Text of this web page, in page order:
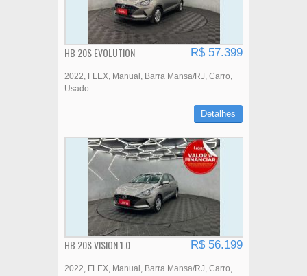
HB 20S EVOLUTION R$ 57.399
2022 FLEX Manual Barra Mansa/RJ Carro
Usado
Detalhes
HB 20S VISION 1.0 R$ 56.199
2022 FLEX Manual Barra Mansa/RJ Carro